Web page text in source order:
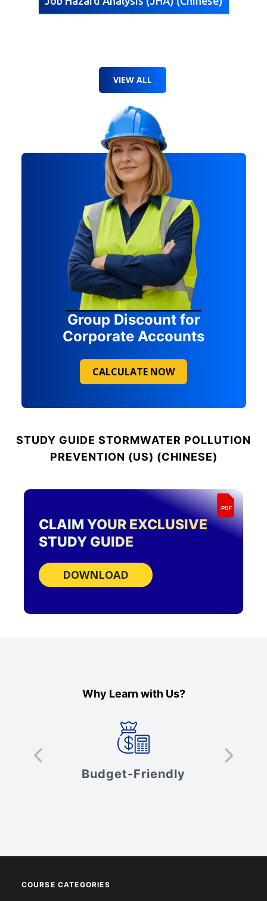
VIEW ALL
Group Discount for
Corporate Accounts
CALCULATE NOW
STUDY GUIDE STORMWATER POLLUTION
PREVENTION (US) (CHINESE)
PDF
CLAIM YOUR EXCLUSIVE
STUDY GUIDE
DOWNLOAD
Why Learn with Us?
Budget-Friendly
COURSE CATEGORIES